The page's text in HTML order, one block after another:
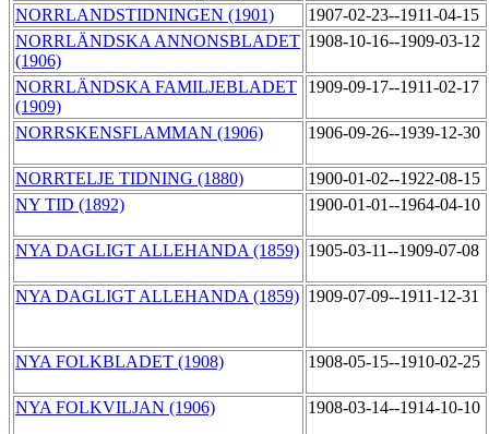
NORRLANDSTIDNINGEN (1901)
1907-02-23--1911-04-15
NORRLÄNDSKA ANNONSBLADET
(1906)
1908-10-16--1909-03-12
NORRLÄNDSKA FAMILJEBLADET
(1909)
1909-09-17--1911-02-17
NORRSKENSFLAMMAN (1906) 1906-09-26--1939-12-30
NORRTELJE TIDNING (1880)
1900-01-02--1922-08-15
NY TID (1892)
1900-01-01--1964-04-10
NYA DAGLIGT ALLEHANDA (1859) 1905-03-11--1909-07-08
NYA DAGLIGT ALLEHANDA (1859) 1909-07-09--1911-12-31
NYA FOLKBLADET (1908) 1908-05-15--1910-02-25
NYA FOLKVILJAN (1906) 1908-03-14--1914-10-10